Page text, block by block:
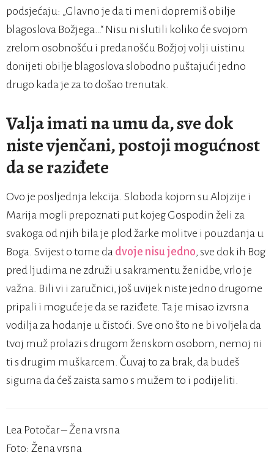
podsjećaju: „Glavno je da ti meni dopremiš obilje
blagoslova Božjega…“ Nisu ni slutili koliko će svojom
zrelom osobnošću i predanošću Božjoj volji uistinu
donijeti obilje blagoslova slobodno puštajući jedno
drugo kada je za to došao trenutak.
Valja imati na umu da, sve dok
niste vjenčani, postoji mogućnost
da se raziđete
Ovo je posljednja lekcija. Sloboda kojom su Alojzije i
Marija mogli prepoznati put kojeg Gospodin želi za
svakoga od njih bila je plod žarke molitve i pouzdanja u
Boga. Svijest o tome da dvoje nisu jedno, sve dok ih Bog
pred ljudima ne združi u sakramentu ženidbe, vrlo je
važna. Bili vi i zaručnici, još uvijek niste jedno drugome
pripali i moguće je da se raziđete. Ta je misao izvrsna
vodilja za hodanje u čistoći. Sve ono što ne bi voljela da
tvoj muž prolazi s drugom ženskom osobom, nemoj ni
ti s drugim muškarcem. Čuvaj to za brak, da budeš
sigurna da ćeš zaista samo s mužem to i podijeliti.
Lea Potočar – Žena vrsna
Foto: Žena vrsna